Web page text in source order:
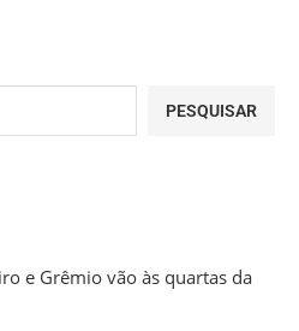
PESQUISAR
e Grêmio vão às quartas da